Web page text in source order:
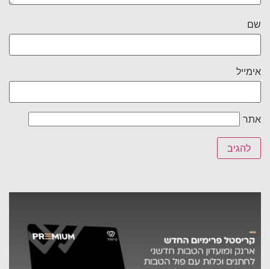
שם
אימייל
אתר